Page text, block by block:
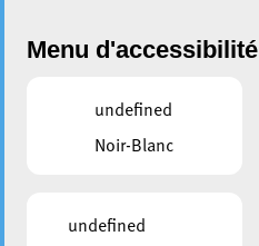
Administration
Menu d'accessibilité
undefined
Noir-Blanc
undefined